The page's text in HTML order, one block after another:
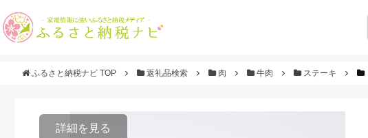
ふるさと納税ナビ TOP 返礼品検索 肉 牛肉 ステーキ
詳細を見る